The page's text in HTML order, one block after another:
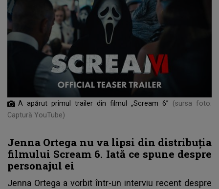
A apărut primul trailer din filmul „Scream 6”
(sursa foto:
Captură YouTube)
Jenna Ortega nu va lipsi din distribuția
filmului Scream 6. Iată ce spune despre
personajul ei
Jenna Ortega a vorbit într-un interviu recent despre